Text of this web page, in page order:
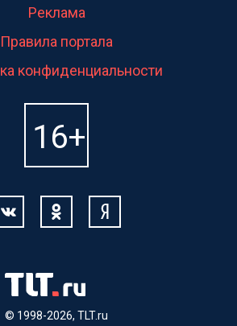
© 1998-2026, TLT.ru
Реклама
Правила портала
конфиденциальности